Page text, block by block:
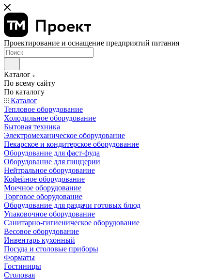
Проектирование и оснащение предприятий питания
Каталог
По всему сайту
По каталогу
Каталог
Тепловое оборудование
Холодильное оборудование
Бытовая техника
Электромеханическое оборудование
Пекарское и кондитерское оборудование
Оборудование для фаст-фуда
Оборудование для пиццерии
Нейтральное оборудование
Кофейное оборудование
Моечное оборудование
Торговое оборудование
Оборудование для раздачи готовых блюд
Упаковочное оборудование
Санитарно-гигиеническое оборудование
Весовое оборудование
Инвентарь кухонный
Посуда и столовые приборы
Форматы
Гостиницы
Столовая